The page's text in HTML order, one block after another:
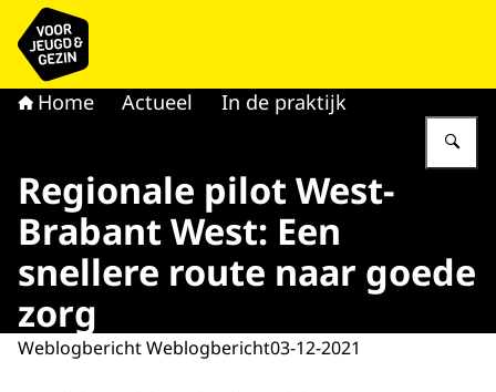
Naar de homepage van voor Jeugd & Gezin
Home Actueel In de praktijk
Regionale pilot West-
Brabant West: Een
snellere route naar goede
zorg
Weblogbericht Weblogbericht03-12-2021